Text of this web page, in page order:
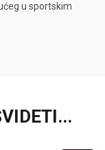
u sportskim